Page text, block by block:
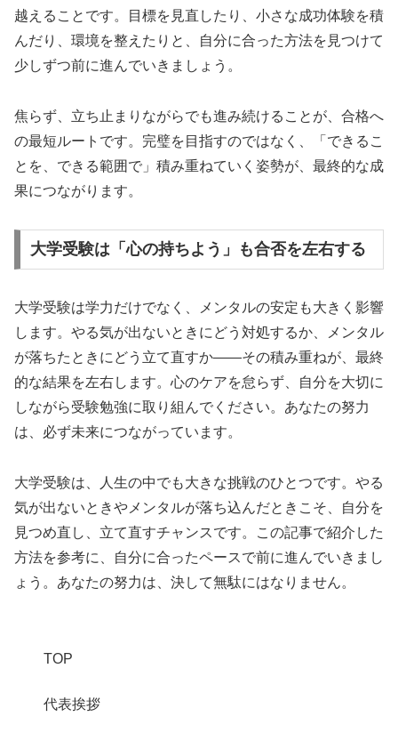
越えることです。目標を見直したり、小さな成功体験を積
んだり、環境を整えたりと、自分に合った方法を見つけて
少しずつ前に進んでいきましょう。
焦らず、立ち止まりながらでも進み続けることが、合格へ
の最短ルートです。完璧を目指すのではなく、「できるこ
とを、できる範囲で」積み重ねていく姿勢が、最終的な成
果につながります。
大学受験は「心の持ちよう」も合否を左右する
大学受験は学力だけでなく、メンタルの安定も大きく影響
します。やる気が出ないときにどう対処するか、メンタル
が落ちたときにどう立て直すか——その積み重ねが、最終
的な結果を左右します。心のケアを怠らず、自分を大切に
しながら受験勉強に取り組んでください。あなたの努力
は、必ず未来につながっています。
大学受験は、人生の中でも大きな挑戦のひとつです。やる
気が出ないときやメンタルが落ち込んだときこそ、自分を
見つめ直し、立て直すチャンスです。この記事で紹介した
方法を参考に、自分に合ったペースで前に進んでいきまし
ょう。あなたの努力は、決して無駄にはなりません。
TOP
代表挨拶